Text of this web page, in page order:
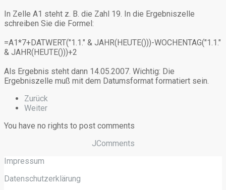
In Zelle A1 steht z. B. die Zahl 19. In die Ergebniszelle
schreiben Sie die Formel:
=A1*7+DATWERT("1.1." & JAHR(HEUTE()))-WOCHENTAG("1.1."
& JAHR(HEUTE()))+2
Als Ergebnis steht dann 14.05.2007. Wichtig: Die
Ergebniszelle muß mit dem Datumsformat formatiert sein.
Zurück
Weiter
You have no rights to post comments
JComments
Impressum
Datenschutzerklärung